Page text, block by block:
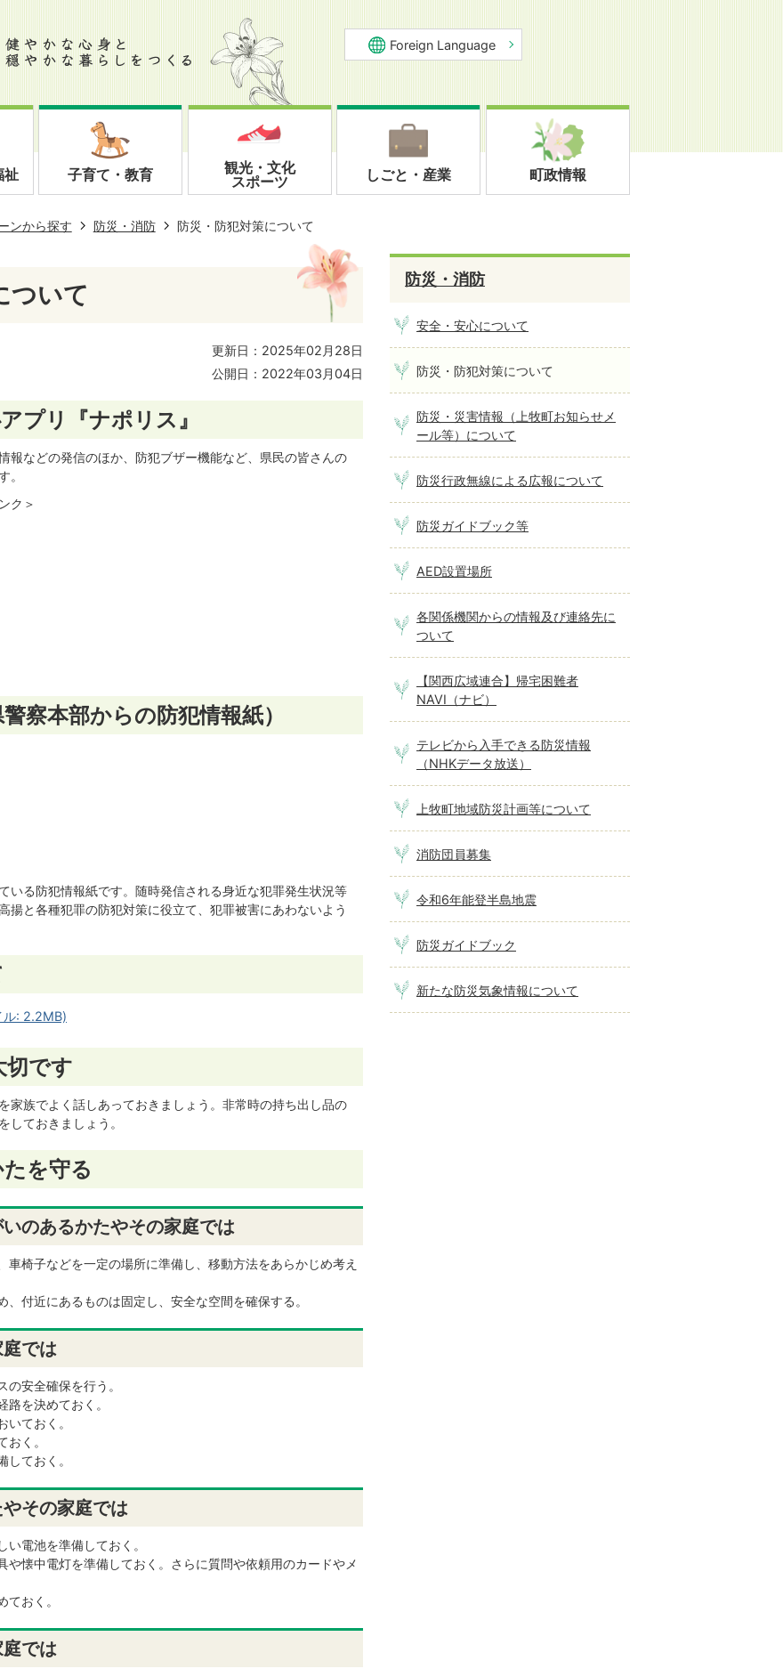
Foreign Language
祉 子育て・教育
観光・文化
スポーツ
しごと・産業 町政情報
ンから探す 防災・消防 防災・防犯対策について
ついて
更新日：2025年02月28日
公開日：2022年03月04日
プリ『ナポリス』
報などの発信のほか、防犯ブザー機能など、県民の皆さんの
。
ク＞
察本部からの防犯情報紙）
いる防犯情報紙です。随時発信される身近な犯罪発生状況等
揚と各種犯罪の防犯対策に役立て、犯罪被害にあわないよう
ル: 2.2MB)
切です
家族でよく話しあっておきましょう。非常時の持ち出し品の
しておきましょう。
を守る
のあるかたやその家庭では
椅子などを一定の場所に準備し、移動方法をあらかじめ考え
付近にあるものは固定し、安全な空間を確保する。
では
安全確保を行う。
を決めておく。
ておく。
く。
ておく。
その家庭では
電池を準備しておく。
や懐中電灯を準備しておく。さらに質問や依頼用のカードやメ
おく。
では
防災・消防
安全・安心について
防災・防犯対策について
防災・災害情報（上牧町お知らせメ
ール等）について
防災行政無線による広報について
防災ガイドブック等
AED設置場所
各関係機関からの情報及び連絡先に
ついて
【関西広域連合】帰宅困難者
NAVI（ナビ）
テレビから入手できる防災情報
（NHKデータ放送）
上牧町地域防災計画等について
消防団員募集
令和6年能登半島地震
防災ガイドブック
新たな防災気象情報について